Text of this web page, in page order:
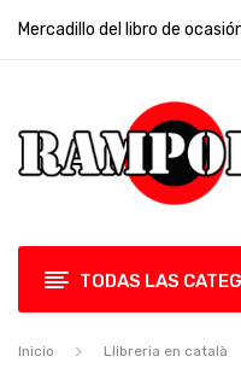
Mercadillo del libro de
TODAS LAS
Inicio Llibreria en català